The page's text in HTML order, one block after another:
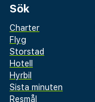
Sök
Charter
Flyg
Storstad
Hotell
Hyrbil
Sista minuten
Resmål